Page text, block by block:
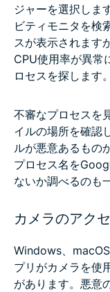
ジャーを選択しま
ビティモニタを検
スが表示されます
CPU使用率が異常
ロセスを探します。
不審なプロセスを
イルの場所を確認し
ルが悪意あるもの
プロセス名を
ないか調べるのも
カメラのアク
Windows、
プリがカメラを使
があります。悪意